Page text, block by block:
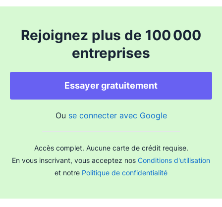
Rejoignez plus de 100 000
entreprises
Essayer gratuitement
Ou se connecter avec Google
Accès complet. Aucune carte de crédit requise.
En vous inscrivant, vous acceptez nos Conditions d'utilisation
et notre Politique de confidentialité